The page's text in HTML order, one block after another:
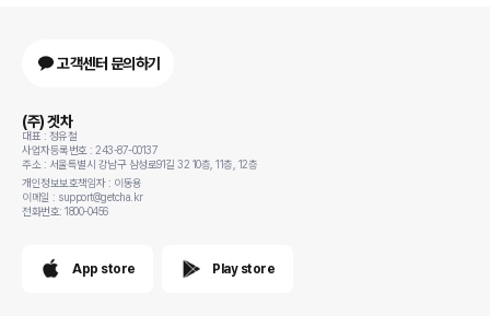
고객센터 문의하기
(주) 겟차
대표 : 정유철
사업자등록번호 : 243-87-00137
주소 : 서울특별시 강남구 삼성로91길 32 10층, 11층, 12층
개인정보보호책임자 : 이동용
이메일 : support@getcha.kr
전화번호: 1800-0456
App store Play store